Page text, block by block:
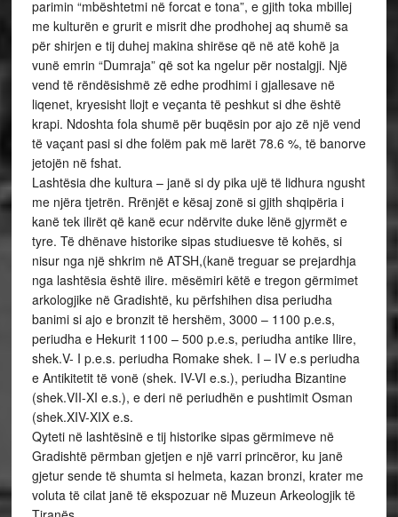
parimin “mbështetmi në forcat e tona”, e gjith toka mbillej
me kulturën e grurit e misrit dhe prodhohej aq shumë sa
për shirjen e tij duhej makina shirëse që në atë kohë ja
vunë emrin “Dumraja” që sot ka ngelur për nostalgji. Një
vend të rëndësishmë zë edhe prodhimi i gjallesave në
liqenet, kryesisht llojt e veçanta të peshkut si dhe është
krapi. Ndoshta fola shumë për buqësin por ajo zë një vend
të vaçant pasi si dhe folëm pak më larët 78.6 %, të banorve
jetojën në fshat.
Lashtësia dhe kultura – janë si dy pika ujë të lidhura ngusht
me njëra tjetrën. Rrënjët e kësaj zonë si gjith shqipëria i
kanë tek ilirët që kanë ecur ndërvite duke lënë gjyrmët e
tyre. Të dhënave historike sipas studiuesve të kohës, si
nisur nga një shkrim në ATSH,(kanë treguar se prejardhja
nga lashtësia është ilire. mësëmiri këtë e tregon gërmimet
arkologjike në Gradishtë, ku përfshihen disa periudha
banimi si ajo e bronzit të hershëm, 3000 – 1100 p.e.s,
periudha e Hekurit 1100 – 500 p.e.s, periudha antike Ilire,
shek.V- I p.e.s. periudha Romake shek. I – IV e.s periudha
e Antikitetit të vonë (shek. IV-VI e.s.), periudha Bizantine
(shek.VII-XI e.s.), e deri në periudhën e pushtimit Osman
(shek.XIV-XIX e.s.
Qyteti në lashtësinë e tij historike sipas gërmimeve në
Gradishtë përmban gjetjen e një varri princëror, ku janë
gjetur sende të shumta si helmeta, kazan bronzi, krater me
voluta të cilat janë të ekspozuar në Muzeun Arkeologjik të